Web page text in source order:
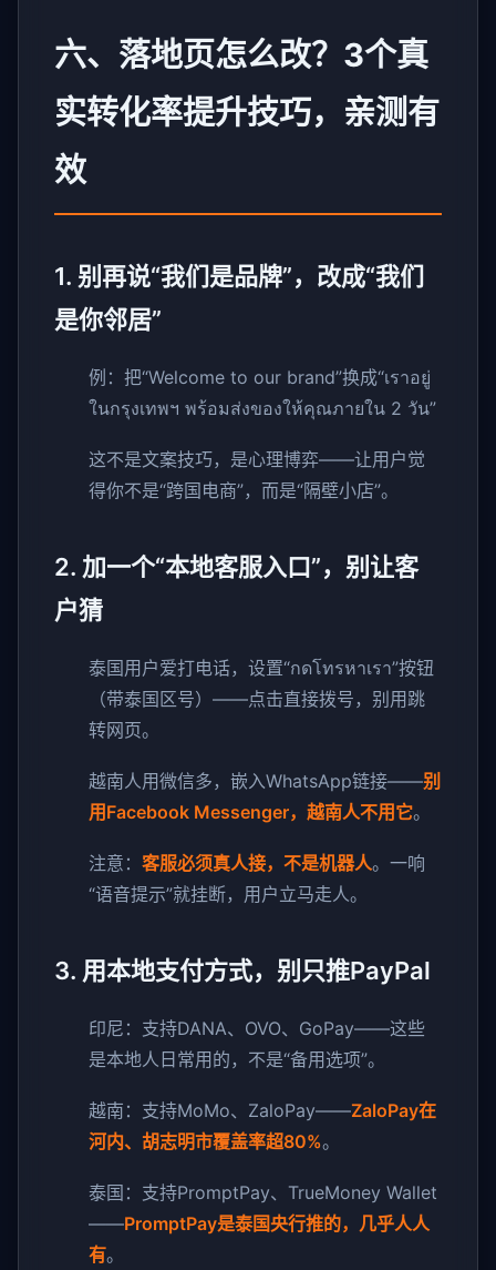
六、落地页怎么改？3个真
实转化率提升技巧，亲测有
效
1. 别再说“我们是品牌”，改成“我们
是你邻居”
例：把“Welcome to our brand”换成“เราอยู่
ในกรุงเทพฯ พร้อมส่งของให้คุณภายใน 2 วัน”
这不是文案技巧，是心理博弈——让用户觉
得你不是“跨国电商”，而是“隔壁小店”。
2. 加一个“本地客服入口”，别让客
户猜
泰国用户爱打电话，设置“กดโทรหาเรา”按钮
（带泰国区号）——点击直接拨号，别用跳
转网页。
越南人用微信多，嵌入WhatsApp链接——别
用Facebook Messenger，越南人不用它。
注意： 客服必须真人接，不是机器人。一响
“语音提示”就挂断，用户立马走人。
3. 用本地支付方式，别只推PayPal
印尼：支持DANA、OVO、GoPay——这些
是本地人日常用的，不是“备用选项”。
越南：支持MoMo、ZaloPay——ZaloPay在
河内、胡志明市覆盖率超80%。
泰国：支持PromptPay、TrueMoney Wallet
——PromptPay是泰国央行推的，几乎人人
有。